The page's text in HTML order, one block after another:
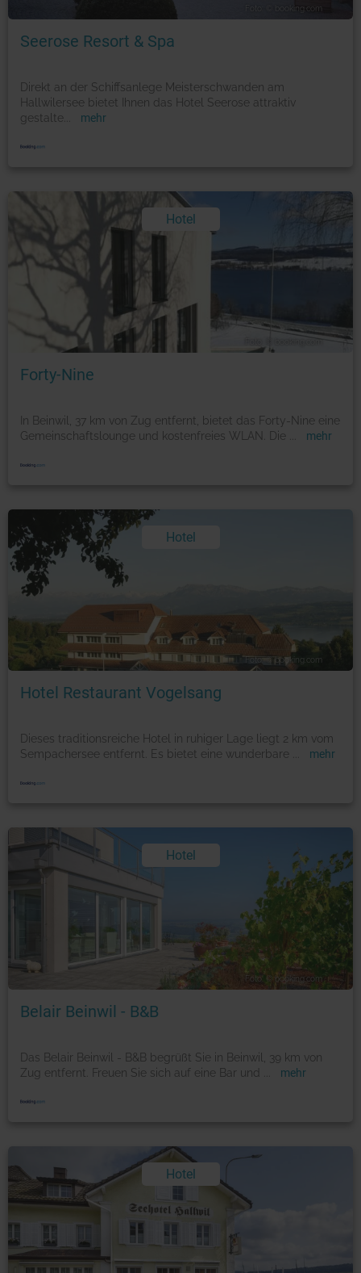
Foto: © booking.com
Seerose Resort & Spa
Direkt an der Schiffsanlege Meisterschwanden am
Hallwilersee bietet Ihnen das Hotel Seerose attraktiv
gestalte
mehr
Hotel
Forty-Nine
In Beinwil, 37 km von Zug entfernt, bietet das Forty-Nine eine
Gemeinschaftslounge und kostenfreies WLAN. Die
mehr
Hotel
Foto: © booking.com
Hotel Restaurant Vogelsang
Dieses traditionsreiche Hotel in ruhiger Lage liegt 2 km vom
Sempachersee entfernt. Es bietet eine wunderbare
mehr
Hotel
Foto: © booking.com
Belair Beinwil - B&B
Das Belair Beinwil - B&B begrüßt Sie in Beinwil, 39 km von
Zug entfernt. Freuen Sie sich auf eine Bar und
mehr
Hotel